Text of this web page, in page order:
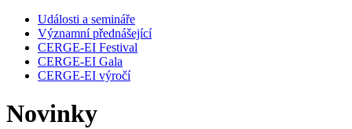
Události a semináře
Významní přednášející
CERGE-EI Festival
CERGE-EI Gala
CERGE-EI výročí
Novinky